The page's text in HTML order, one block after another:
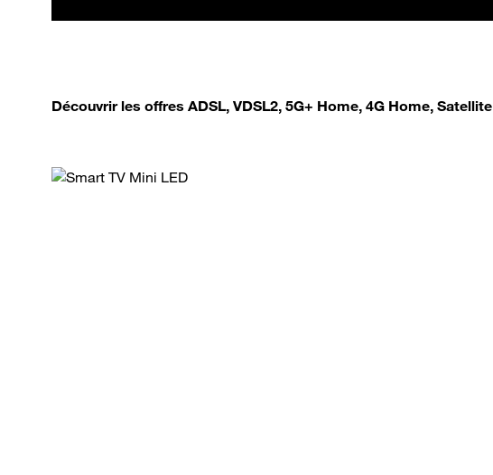
Découvrir les offres ADSL, VDSL2, 5G+ Home, 4G Home, Satellite